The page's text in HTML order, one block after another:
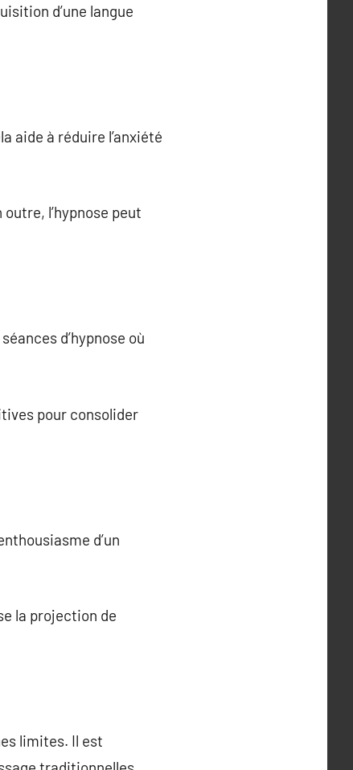
d’une langue
aide à réduire l’anxiété
l’hypnose peut
d’hypnose où
pour consolider
d’un
la projection de
limites. Il est